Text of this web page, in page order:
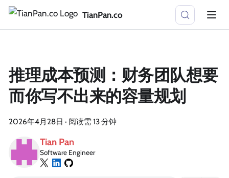
TianPan.co
推理成本预测：财务团队想要
而你写不出来的容量规划
2026年4月28日 · 阅读需 13 分钟
Tian Pan
Software Engineer